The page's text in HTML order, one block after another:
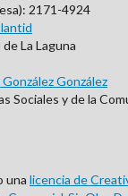
2171-4924
La Laguna
González
Sociales y de la
una licencia de